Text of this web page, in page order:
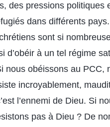
des pressions politiques
dans différents
sont si
d’obéir à un tel régime
nous obéissons au PCC,
incroyablement,
l’ennemi de Dieu. Si
pas à Dieu ? De